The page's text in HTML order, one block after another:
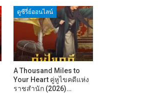
ดูซีรี่ย์ออนไลน์
A Thousand Miles to
Your Heart คู่หูไขคดีแห่ง
ราชสำนัก (2026)…